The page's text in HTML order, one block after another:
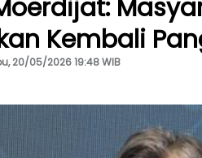
Kembali
20/05/2026 19:48 WIB